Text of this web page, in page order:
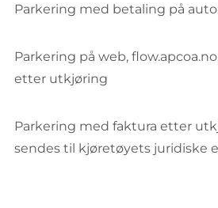
Parkering med betaling på
Parkering på web,
etter utkjøring
Parkering med faktura etter
sendes til kjøretøyets juridiske